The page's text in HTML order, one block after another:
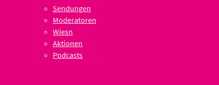
Sendungen
Moderatoren
Wiesn
Aktionen
Podcasts